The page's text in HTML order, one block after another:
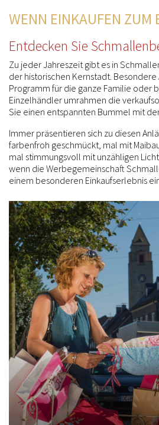
WENN EINKAUFEN ZUM
Entdecken Sie
Zu jeder Jahreszeit gibt es in
der historischen Kernstadt.
Programm für die ganze Familie oder
Einzelhändler umrahmen die
Sie einen entspannten Bummel mit
Immer präsentieren sich zu diesen
farbenfroh geschmückt, mal mit
mal stimmungsvoll mit unzähligen
wenn die Werbegemeinschaft
einem besonderen Einkaufserlebnis